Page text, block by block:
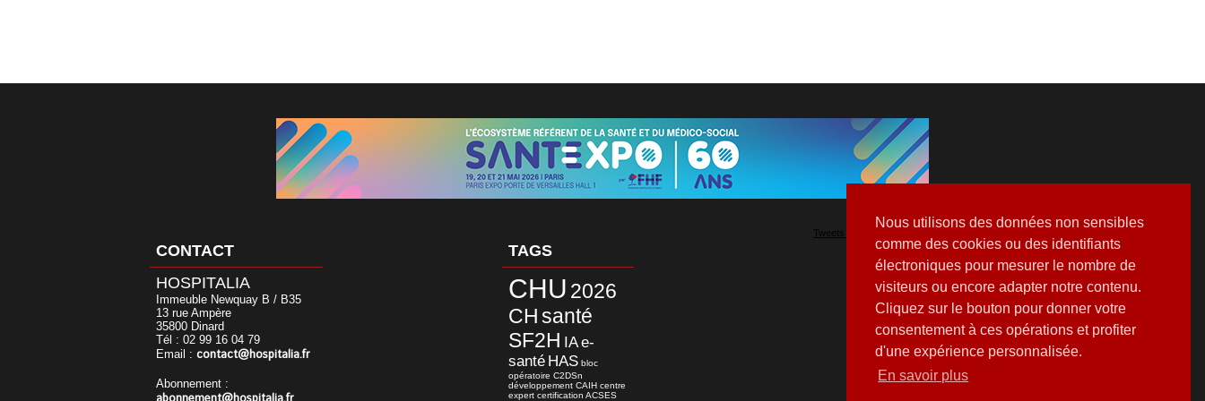
Nous utilisons des données non sensibles
comme des cookies ou des identifiants
électroniques pour mesurer le nombre de
visiteurs ou encore adapter notre contenu.
Cliquez sur le bouton pour donner votre
consentement à ces opérations et profiter
d'une expérience personnalisée.
En savoir plus
CONTACT
HOSPITALIA
Immeuble Newquay B / B35
13 rue Ampère
35800 Dinard
Tél : 02 99 16 04 79
Email : contact@hospitalia.fr
Abonnement :
TAGS
CHU 2026
CHsanté
SF2H IAe-
santé HAS bloc
opératoire C2DSn
développement CAIH centre
expert certification ACSES
Tweets by Hospitalia_Mag